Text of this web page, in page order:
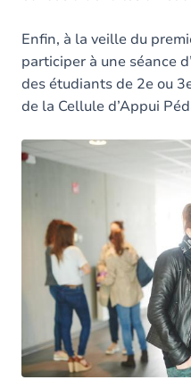
Enfin, à la veille du
participer à une séance
des étudiants de 2e ou
de la Cellule d’Appui